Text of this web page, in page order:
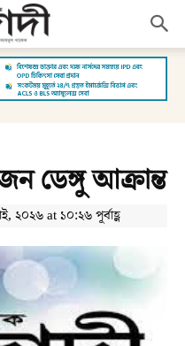
ডেঙ্গু আক্রান্ত
২০২৬ at ১০:২৬ পূর্বাহ্ণ